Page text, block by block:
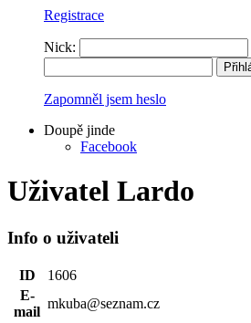
Registrace
Nick:
Zapomněl jsem heslo
Doupě jinde
Facebook
Uživatel Lardo
Info o uživateli
ID
1606
E-
mail
mkuba@seznam.cz